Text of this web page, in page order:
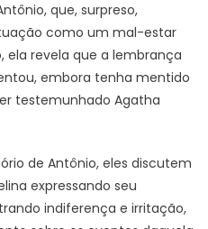
que, surpreso,
como um mal-estar
ela revela que a lembrança
embora tenha mentido
testemunhado Agatha
de Antônio, eles discutem
expressando seu
indiferença e irritação,